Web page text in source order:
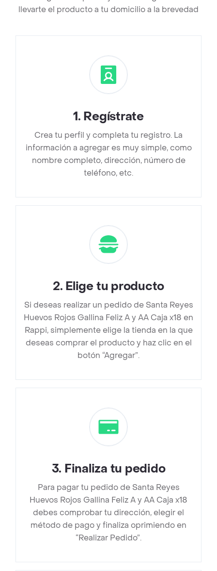
llevarte el producto a tu domicilio a la brevedad
1. Regístrate
Crea tu perfil y completa tu registro. La
información a agregar es muy simple, como
nombre completo, dirección, número de
teléfono, etc.
2. Elige tu producto
Si deseas realizar un pedido de Santa Reyes
Huevos Rojos Gallina Feliz A y AA Caja x18 en
Rappi, simplemente elige la tienda en la que
deseas comprar el producto y haz clic en el
botón “Agregar”.
3. Finaliza tu pedido
Para pagar tu pedido de Santa Reyes
Huevos Rojos Gallina Feliz A y AA Caja x18
debes comprobar tu dirección, elegir el
método de pago y finaliza oprimiendo en
“Realizar Pedido”.